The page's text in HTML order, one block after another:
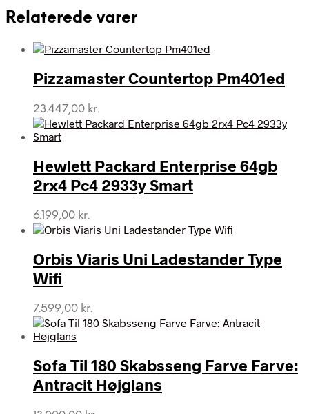
Relaterede varer
Pizzamaster Countertop Pm401ed
23.447,00 kr.
Hewlett Packard Enterprise 64gb
2rx4 Pc4 2933y Smart
6.199,00 kr.
Orbis Viaris Uni Ladestander Type
Wifi
7.599,00 kr.
Sofa Til 180 Skabsseng Farve Farve:
Antracit Højglans